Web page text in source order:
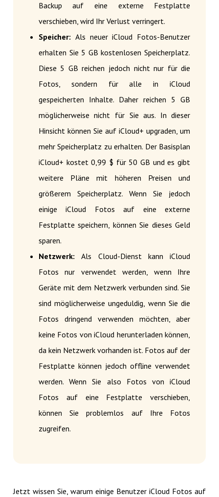
Backup auf eine externe Festplatte
verschieben, wird Ihr Verlust verringert.
Speicher: Als neuer iCloud Fotos-Benutzer
erhalten Sie 5 GB kostenlosen Speicherplatz.
Diese 5 GB reichen jedoch nicht nur für die
Fotos, sondern für alle in iCloud
gespeicherten Inhalte. Daher reichen 5 GB
möglicherweise nicht für Sie aus. In dieser
Hinsicht können Sie auf iCloud+ upgraden, um
mehr Speicherplatz zu erhalten. Der Basisplan
iCloud+ kostet 0,99 $ für 50 GB und es gibt
weitere Pläne mit höheren Preisen und
größerem Speicherplatz. Wenn Sie jedoch
einige iCloud Fotos auf eine externe
Festplatte speichern, können Sie dieses Geld
sparen.
Netzwerk:Als Cloud-Dienst kann iCloud
Fotos nur verwendet werden, wenn Ihre
Geräte mit dem Netzwerk verbunden sind. Sie
sind möglicherweise ungeduldig, wenn Sie die
Fotos dringend verwenden möchten, aber
keine Fotos von iCloud herunterladen können,
da kein Netzwerk vorhanden ist. Fotos auf der
Festplatte können jedoch offline verwendet
werden. Wenn Sie also Fotos von iCloud
Fotos auf eine Festplatte verschieben,
können Sie problemlos auf Ihre Fotos
zugreifen.
Jetzt wissen Sie, warum einige Benutzer iCloud Fotos auf